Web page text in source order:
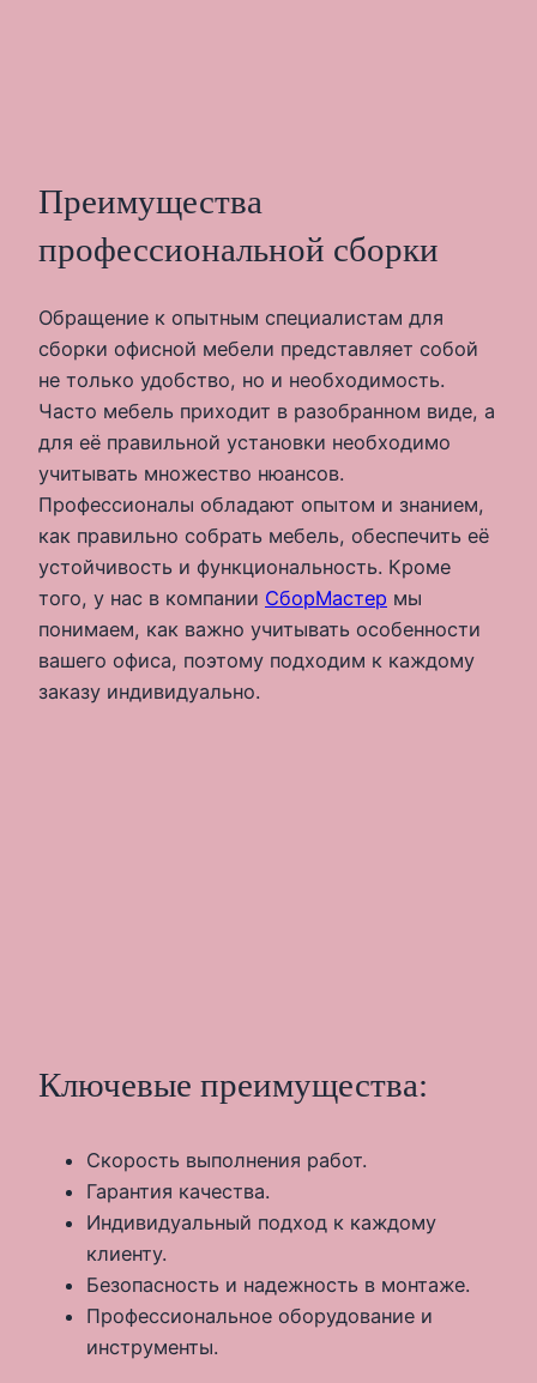
Преимущества
профессиональной сборки
Обращение к опытным специалистам для
сборки офисной мебели представляет собой
не только удобство, но и необходимость.
Часто мебель приходит в разобранном виде, а
для её правильной установки необходимо
учитывать множество нюансов.
Профессионалы обладают опытом и знанием,
как правильно собрать мебель, обеспечить её
устойчивость и функциональность. Кроме
того, у нас в компании СборМастер мы
понимаем, как важно учитывать особенности
вашего офиса, поэтому подходим к каждому
заказу индивидуально.
Ключевые преимущества:
Скорость выполнения работ.
Гарантия качества.
Индивидуальный подход к каждому
клиенту.
Безопасность и надежность в монтаже.
Профессиональное оборудование и
инструменты.